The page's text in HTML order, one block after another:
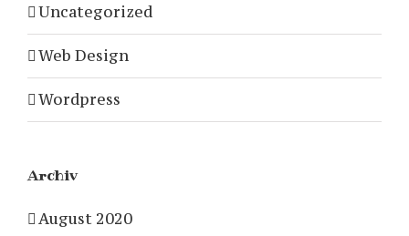
Uncategorized
Web Design
Wordpress
Archiv
August 2020